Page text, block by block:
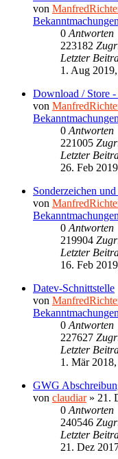
von
Bekanntmachungen
0 Antworten
223182
Letzter
1. Aug
Download / Store -
von
Bekanntmachungen
0 Antworten
221005
Letzter
26. Feb
Sonderzeichen
von
Bekanntmachungen
0 Antworten
219904
Letzter
16. Feb
Datev-Schnittstelle
von
Bekanntmachungen
0 Antworten
227627
Letzter
1. Mär 2018,
GWG
von claudiar» 21.
0 Antworten
240546
Letzter
21. Dez